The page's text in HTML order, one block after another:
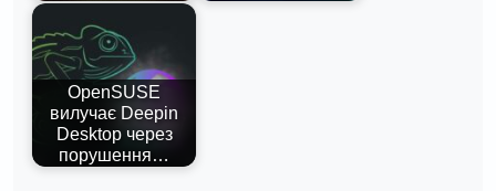
OpenSUSE
вилучає Deepin
Desktop через
порушення…